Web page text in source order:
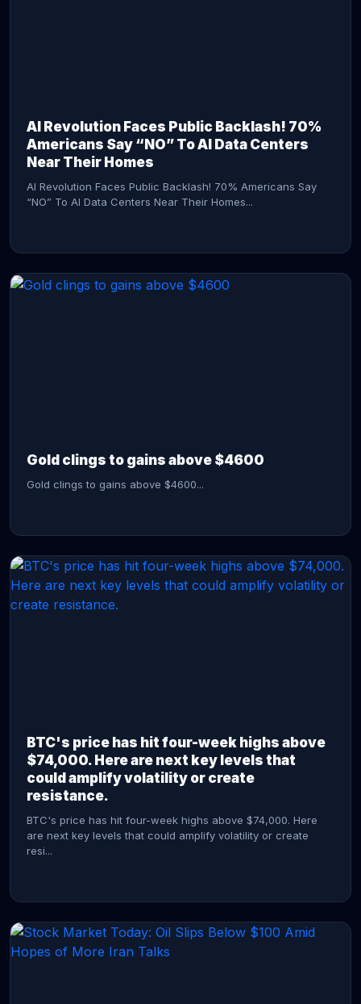
AI Revolution Faces Public Backlash! 70%
Americans Say “NO” To AI Data Centers
Near Their Homes
AI Revolution Faces Public Backlash! 70% Americans Say
“NO” To AI Data Centers Near Their Homes...
Gold clings to gains above $4600
Gold clings to gains above $4600...
BTC's price has hit four-week highs above
$74,000. Here are next key levels that
could amplify volatility or create
resistance.
BTC's price has hit four-week highs above $74,000. Here
are next key levels that could amplify volatility or create
resi...